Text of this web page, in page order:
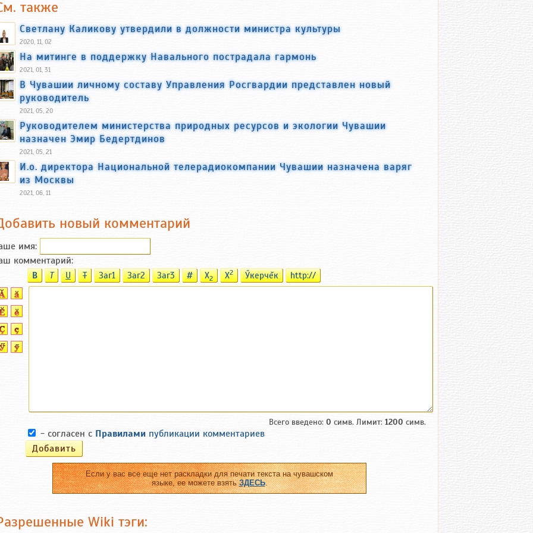
также
Светлану Каликову утвердили в должности министра культуры
2020, 11, 02
На митинге в поддержку Навального пострадала гармонь
2021, 01, 31
В Чувашии личному составу Управления Росгвардии представлен новый
руководитель
2021, 05, 20
Руководителем министерства природных ресурсов и экологии Чувашии
назначен Эмир Бедертдинов
2021, 05, 21
И.о. директора Национальной телерадиокомпании Чувашии назначена варяг
из Москвы
2021, 06, 11
новый комментарий
имя:
комментарий:
B T U T Заг1 Заг2 Заг3 # X2 X2 Ӳкерчĕк http://
Всего введено: 0 симв. Лимит: 1200 симв.
- согласен с Правилами публикации комментариев
Если у вас все еще нет раскладки для печати текста на чувашском
языке, ее можете взятьЗДЕСЬ.
Wiki тэги: